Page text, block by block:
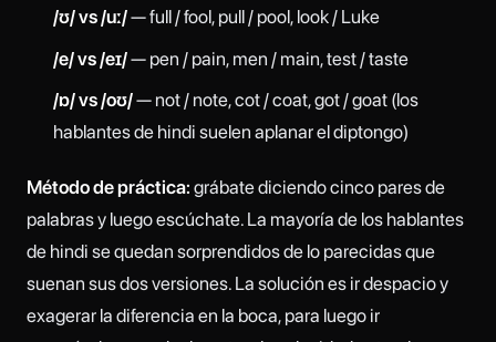
/ʊ/ vs /uː/— full / fool, pull / pool, look / Luke
/e/ vs /eɪ/— pen / pain, men / main, test / taste
/ɒ/ vs /oʊ/— not / note, cot / coat, got / goat (los
hablantes de hindi suelen aplanar el diptongo)
Método de práctica: grábate diciendo cinco pares de
palabras y luego escúchate. La mayoría de los hablantes
de hindi se quedan sorprendidos de lo parecidas que
suenan sus dos versiones. La solución es ir despacio y
exagerar la diferencia en la boca, para luego ir